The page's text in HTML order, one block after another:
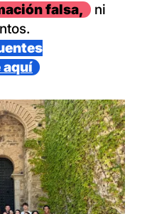
falsa,
ni
aquí